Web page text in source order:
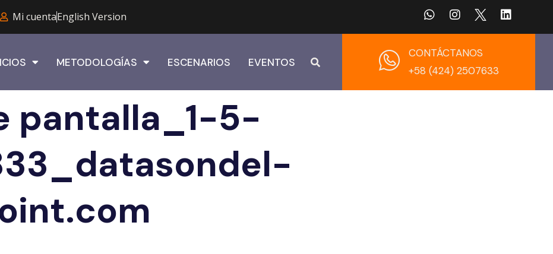
Mi cuentaEnglish Version
METODOLOGÍAS ESCENARIOS EVENTOS
CONTÁCTANOS
+58 (424) 2507633
pantalla_1-5-